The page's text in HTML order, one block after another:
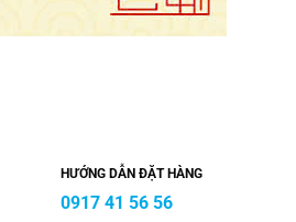
HƯỚNG DẪN ĐẶT HÀNG
0917 41 56 56